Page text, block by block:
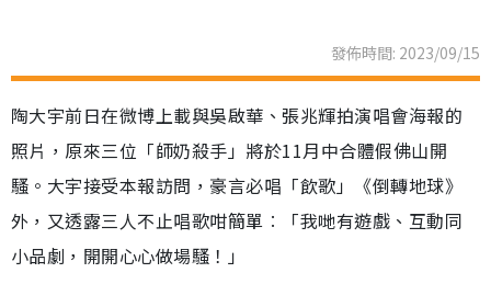
發佈時間: 2023/09/15
陶大宇前日在微博上載與吳啟華、張兆輝拍演唱會海報的
照片，原來三位「師奶殺手」將於11月中合體假佛山開
騷。大宇接受本報訪問，豪言必唱「飲歌」《倒轉地球》
外，又透露三人不止唱歌咁簡單︰「我哋有遊戲、互動同
小品劇，開開心心做場騷！」